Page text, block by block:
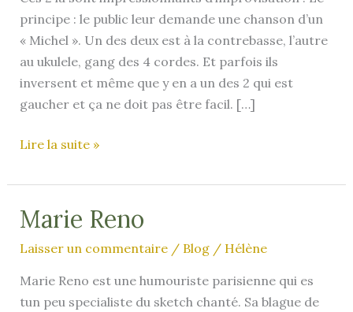
principe : le public leur demande une chanson d’un
« Michel ». Un des deux est à la contrebasse, l’autre
au ukulele, gang des 4 cordes. Et parfois ils
inversent et même que y en a un des 2 qui est
gaucher et ça ne doit pas être facil. […]
Les
Lire la suite »
Marie Reno
Laisser un commentaire / Blog/ Hélène
Marie Reno est une humouriste parisienne qui es
tun peu specialiste du sketch chanté. Sa blague de